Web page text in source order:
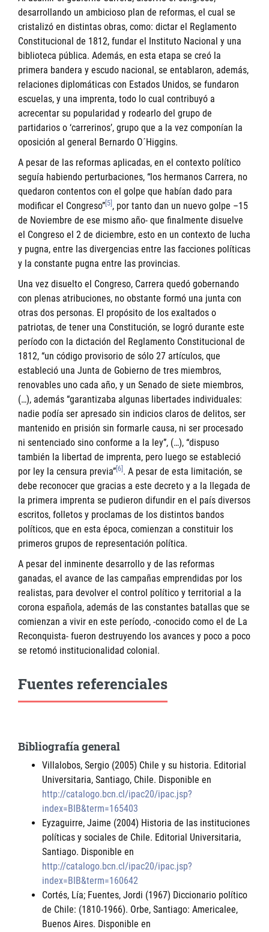
desarrollando un ambicioso plan de reformas, el cual se
cristalizó en distintas obras, como: dictar el Reglamento
Constitucional de 1812, fundar el Instituto Nacional y una
biblioteca pública. Además, en esta etapa se creó la
primera bandera y escudo nacional, se entablaron, además,
relaciones diplomáticas con Estados Unidos, se fundaron
escuelas, y una imprenta, todo lo cual contribuyó a
acrecentar su popularidad y rodearlo del grupo de
partidarios o ‘carrerinos’, grupo que a la vez componían la
oposición al general Bernardo O´Higgins.
A pesar de las reformas aplicadas, en el contexto político
seguía habiendo perturbaciones, “los hermanos Carrera, no
quedaron contentos con el golpe que habían dado para
modificar el Congreso” [5] , por tanto dan un nuevo golpe –15
de Noviembre de ese mismo año- que finalmente disuelve
el Congreso el 2 de diciembre, esto en un contexto de lucha
y pugna, entre las divergencias entre las facciones políticas
y la constante pugna entre las provincias.
Una vez disuelto el Congreso, Carrera quedó gobernando
con plenas atribuciones, no obstante formó una junta con
otras dos personas. El propósito de los exaltados o
patriotas, de tener una Constitución, se logró durante este
período con la dictación del Reglamento Constitucional de
1812, “un código provisorio de sólo 27 artículos, que
estableció una Junta de Gobierno de tres miembros,
renovables uno cada año, y un Senado de siete miembros,
(…), además “garantizaba algunas libertades individuales:
nadie podía ser apresado sin indicios claros de delitos, ser
mantenido en prisión sin formarle causa, ni ser procesado
ni sentenciado sino conforme a la ley”, (…), “dispuso
también la libertad de imprenta, pero luego se estableció
por ley la censura previa” [6] . A pesar de esta limitación, se
debe reconocer que gracias a este decreto y a la llegada de
la primera imprenta se pudieron difundir en el país diversos
escritos, folletos y proclamas de los distintos bandos
políticos, que en esta época, comienzan a constituir los
primeros grupos de representación política.
A pesar del inminente desarrollo y de las reformas
ganadas, el avance de las campañas emprendidas por los
realistas, para devolver el control político y territorial a la
corona española, además de las constantes batallas que se
comienzan a vivir en este período, -conocido como el de La
Reconquista- fueron destruyendo los avances y poco a poco
se retomó institucionalidad colonial.
Fuentes referenciales
Bibliografía general
Villalobos, Sergio (2005) Chile y su historia. Editorial
Universitaria, Santiago, Chile. Disponible en
http://catalogo.bcn.cl/ipac20/ipac.jsp?
index=BIB&term=165403
Eyzaguirre, Jaime (2004) Historia de las instituciones
políticas y sociales de Chile. Editorial Universitaria,
Santiago. Disponible en
http://catalogo.bcn.cl/ipac20/ipac.jsp?
index=BIB&term=160642
Cortés, Lía; Fuentes, Jordi (1967) Diccionario político
de Chile: (1810-1966). Orbe, Santiago: Americalee,
Buenos Aires. Disponible en